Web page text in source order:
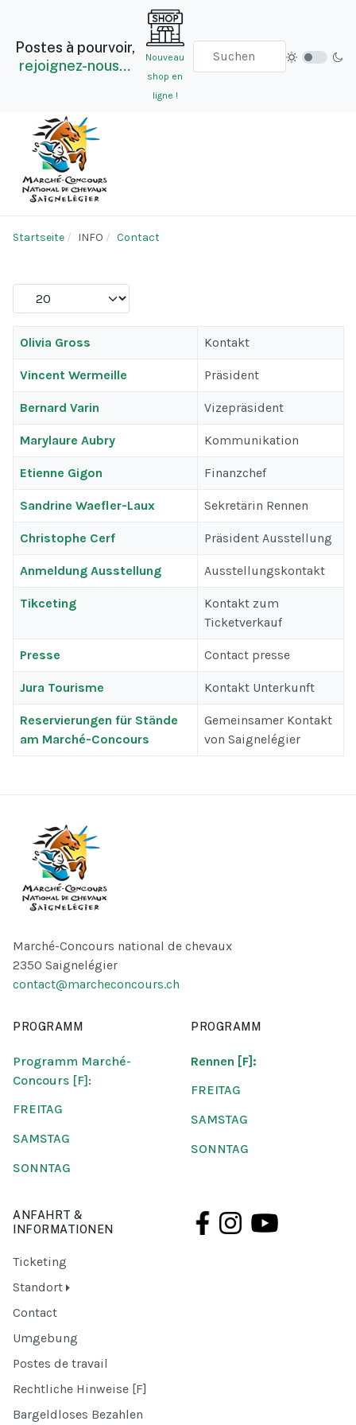
Postes à pourvoir,
rejoignez-nous…
Nouveau
shop en
ligne !
Startseite INFO Contact
Anzeige #
Kontakte,
Titel Position
Olivia Gross Kontakt
Vincent Wermeille Präsident
Bernard Varin Vizepräsident
Marylaure Aubry Kommunikation
Etienne Gigon Finanzchef
Sandrine Waefler-Laux Sekretärin Rennen
Christophe Cerf Präsident Ausstellung
Anmeldung Ausstellung Ausstellungskontakt
Tikceting
Kontakt zum
Ticketverkauf
Presse Contact presse
Jura Tourisme Kontakt Unterkunft
Reservierungen für Stände
am Marché-Concours
Gemeinsamer Kontakt
von Saignelégier
Marché-Concours national de chevaux
2350 Saignelégier
contact@marcheconcours.ch
PROGRAMM
Programm Marché-
Concours [F]:
FREITAG
SAMSTAG
SONNTAG
PROGRAMM
Rennen [F]:
FREITAG
SAMSTAG
SONNTAG
ANFAHRT &
INFORMATIONEN
Ticketing
Standort
Contact
Umgebung
Postes de travail
Rechtliche Hinweise [F]
Bargeldloses Bezahlen